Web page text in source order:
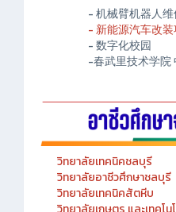
- 职业人力资源发
- 机械臂机器人维
- 新能源汽车改装
- 数字化校园
วิทยาลัยเทคนิคชลบุรี
วิทยาลัยอาชีวศึกษาชลบุรี